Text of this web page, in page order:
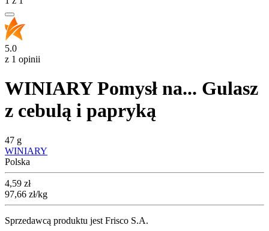
5.0
z 1 opinii
WINIARY Pomysł na... Gulasz
z cebulą i papryką
47 g
WINIARY
Polska
Cena
4,59 zł
97,66 zł/kg
Sprzedawcą produktu jest Frisco S.A.